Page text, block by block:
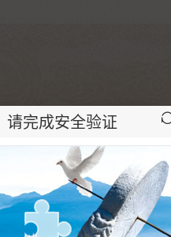
请完成安全验证